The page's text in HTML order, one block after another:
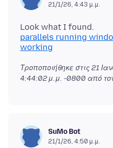
21/1/26, 4:43 μ.μ.
parallels running
working
Τροποποιήθηκε στις 21
4:44:02 μ.μ. -0800 από
SuMo Bot
21/1/26, 4:50 μ.μ.